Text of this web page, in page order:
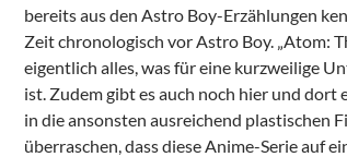
bereits aus den Astro Boy-Erzählungen
Zeit chronologisch vor Astro Boy. „Atom:
eigentlich alles, was für eine kurzweilige
ist. Zudem gibt es auch noch hier und dort
in die ansonsten ausreichend plastischen
überraschen, dass diese Anime-Serie auf